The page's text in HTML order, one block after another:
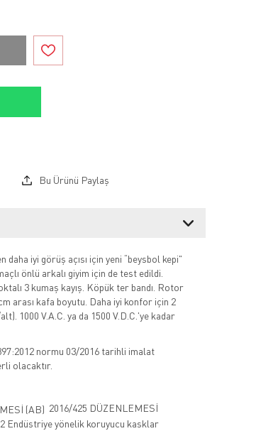
Bu Ürünü Paylaş
daha iyi görüş açısı için yeni “beysbol kepi"
önlü arkalı giyim için de test edildi.
3 kumaş kayış. Köpük ter bandı. Rotor
arası kafa boyutu. Daha iyi konfor için 2
1000 V.A.C. ya da 1500 V.D.C.'ye kadar
normu 03/2016 tarihli imalat
olacaktır.
2016/425 DÜZENLEMESİ
Endüstriye yönelik koruyucu kasklar